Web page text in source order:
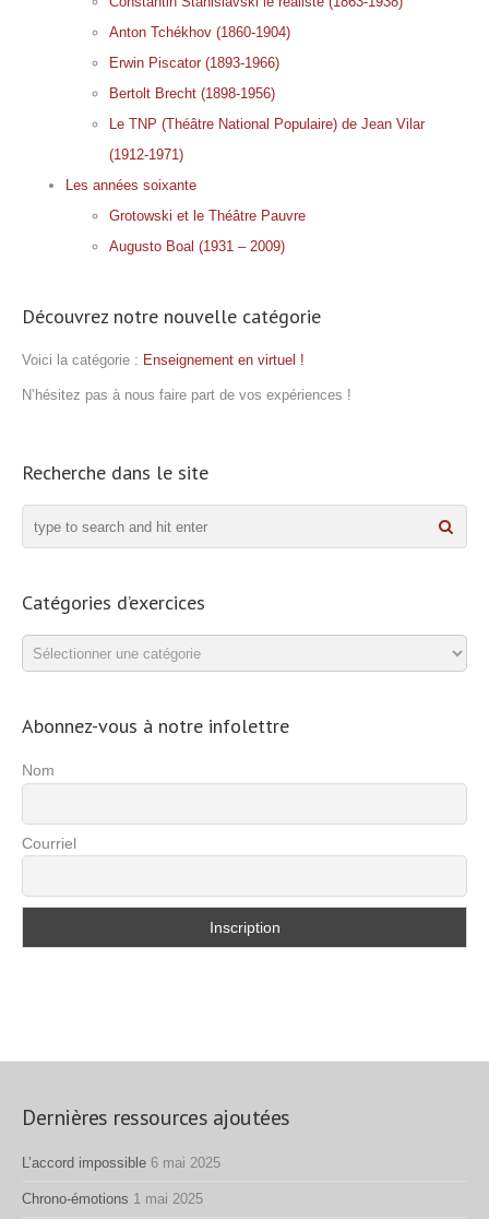
Anton Tchékhov (1860-1904)
Erwin Piscator (1893-1966)
Bertolt Brecht (1898-1956)
Le TNP (Théâtre National Populaire) de Jean Vilar
(1912-1971)
Les années soixante
Grotowski et le Théâtre Pauvre
Augusto Boal (1931 – 2009)
Découvrez notre nouvelle catégorie
Voici la catégorie : Enseignement en virtuel !
N’hésitez pas à nous faire part de vos expériences !
Recherche dans le site
Catégories d’exercices
Catégories
d’exercices
Abonnez-vous à notre infolettre
Nom
Courriel
Dernières ressources ajoutées
L’accord impossible 6 mai 2025
Chrono-émotions 1 mai 2025